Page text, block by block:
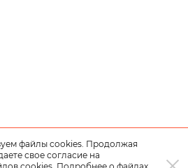
файлы cookies. Продолжая
свое согласие на